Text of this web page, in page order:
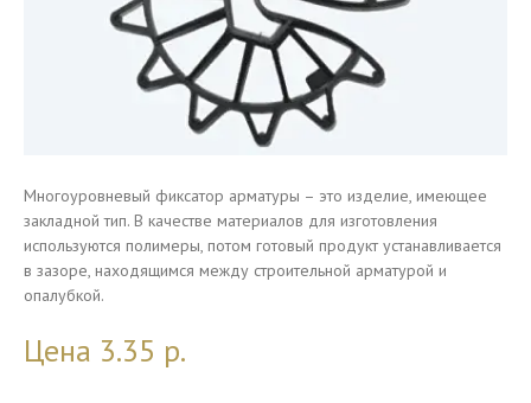
Многоуровневый фиксатор арматуры – это изделие, имеющее
закладной тип. В качестве материалов для изготовления
используются полимеры, потом готовый продукт устанавливается
в зазоре, находящимся между строительной арматурой и
опалубкой.
Цена 3.35 р.